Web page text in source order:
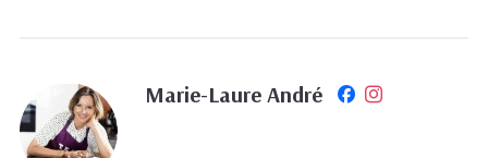
Marie-Laure André